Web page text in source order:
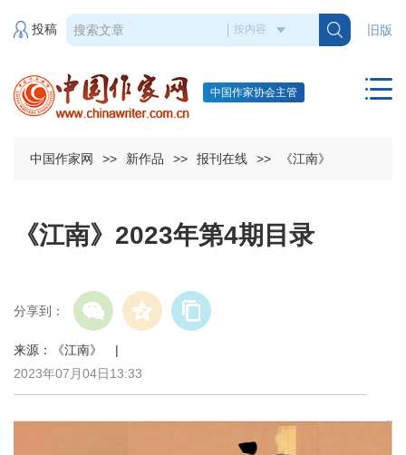
旧版
投稿
中国作家协会主管
中国作家网 >> 新作品 >> 报刊在线 >> 《江南》
《江南》2023年第4期目录
分享到：
来源：《江南》 |
2023年07月04日13:33